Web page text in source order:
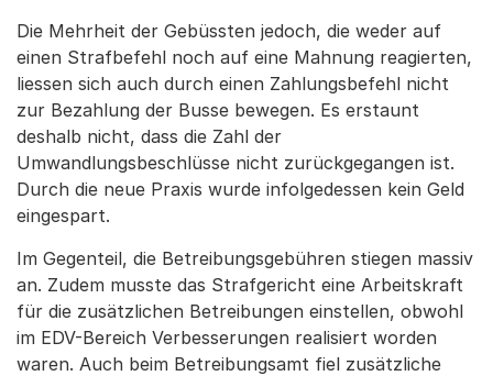
Die Mehrheit der Gebüssten jedoch, die weder auf
einen Strafbefehl noch auf eine Mahnung reagierten,
liessen sich auch durch einen Zahlungsbefehl nicht
zur Bezahlung der Busse bewegen. Es erstaunt
deshalb nicht, dass die Zahl der
Umwandlungsbeschlüsse nicht zurückgegangen ist.
Durch die neue Praxis wurde infolgedessen kein Geld
eingespart.
Im Gegenteil, die Betreibungsgebühren stiegen massiv
an. Zudem musste das Strafgericht eine Arbeitskraft
für die zusätzlichen Betreibungen einstellen, obwohl
im EDV-Bereich Verbesserungen realisiert worden
waren. Auch beim Betreibungsamt fiel zusätzliche